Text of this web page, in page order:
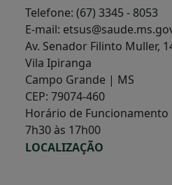
Telefone: (67) 3345 - 8053
E-mail:
Av. Senador Filinto Muller,
Vila Ipiranga
Campo Grande | MS
CEP: 79074-460
Horário de Funcionamento
7h30 às 17h00
LOCALIZAÇÃO